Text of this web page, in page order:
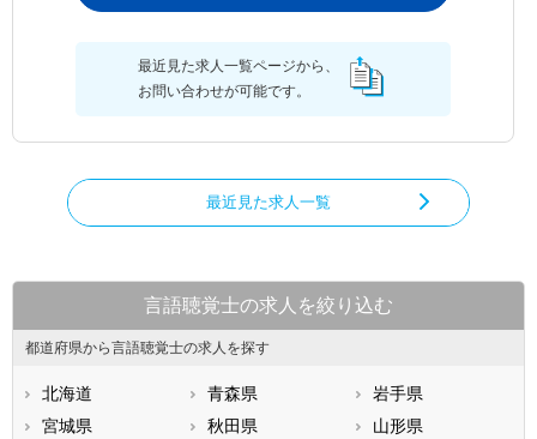
最近見た求人一覧ページから、
お問い合わせが可能です。
最近見た求人一覧
言語聴覚士の求人を絞り込む
都道府県から言語聴覚士の求人を探す
北海道 青森県
岩手県
宮城県
秋田県
山形県